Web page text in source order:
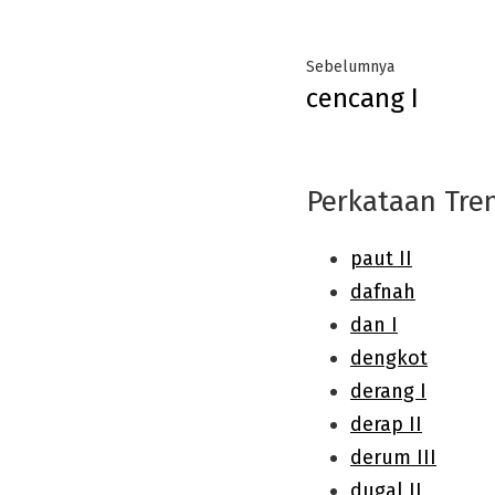
Post
navigation
SebelumnyaPrevious
post:
cencang I
Perkataan